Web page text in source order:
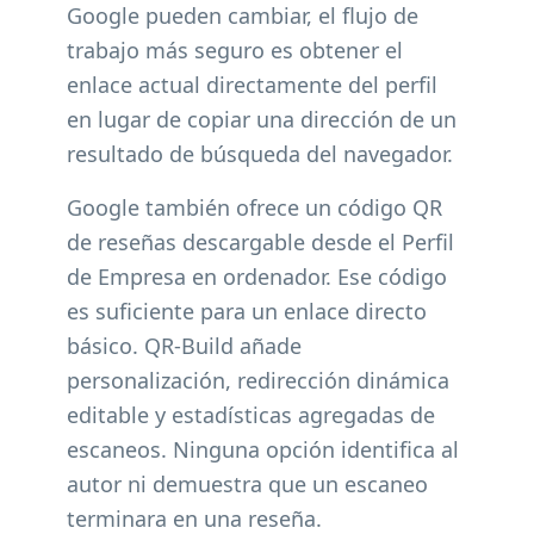
Google pueden cambiar, el flujo de
trabajo más seguro es obtener el
enlace actual directamente del perfil
en lugar de copiar una dirección de un
resultado de búsqueda del navegador.
Google también ofrece un código QR
de reseñas descargable desde el Perfil
de Empresa en ordenador. Ese código
es suficiente para un enlace directo
básico. QR-Build añade
personalización, redirección dinámica
editable y estadísticas agregadas de
escaneos. Ninguna opción identifica al
autor ni demuestra que un escaneo
terminara en una reseña.